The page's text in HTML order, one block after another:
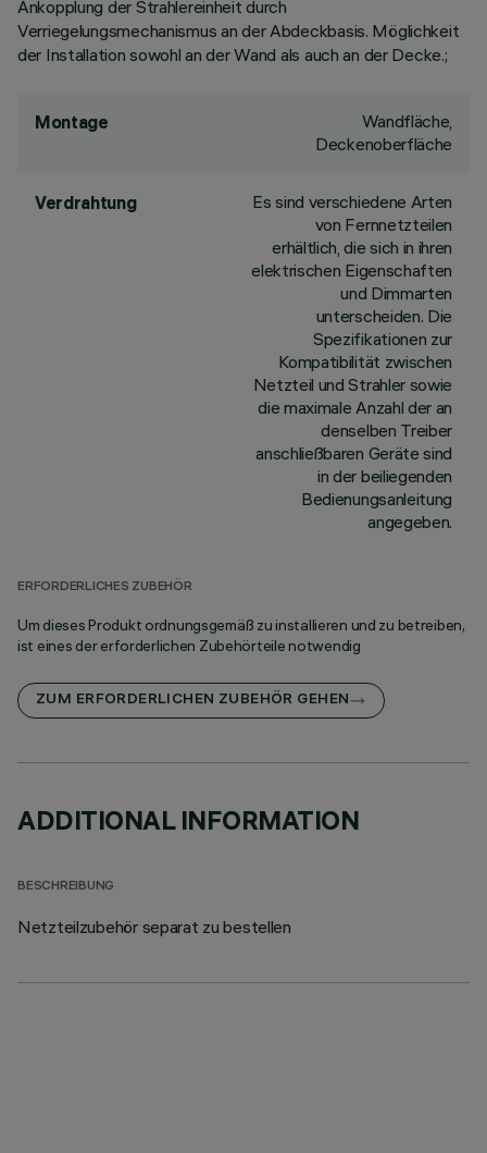
Ankopplung der Strahlereinheit durch
Verriegelungsmechanismus an der Abdeckbasis. Möglichkeit
der Installation sowohl an der Wand als auch an der Decke.;
Montage
Wandfläche,
Deckenoberfläche
Verdrahtung
Es sind verschiedene Arten
von Fernnetzteilen
erhältlich, die sich in ihren
elektrischen Eigenschaften
und Dimmarten
unterscheiden. Die
Spezifikationen zur
Kompatibilität zwischen
Netzteil und Strahler sowie
die maximale Anzahl der an
denselben Treiber
anschließbaren Geräte sind
in der beiliegenden
Bedienungsanleitung
angegeben.
ERFORDERLICHES ZUBEHÖR
Um dieses Produkt ordnungsgemäß zu installieren und zu betreiben,
ist eines der erforderlichen Zubehörteile notwendig
ZUM ERFORDERLICHEN ZUBEHÖR GEHEN
ADDITIONAL INFORMATION
BESCHREIBUNG
Netzteilzubehör separat zu bestellen